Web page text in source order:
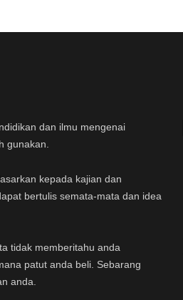
dan ilmu mengenai
gunakan.
kepada kajian dan
bertulis semata-mata dan idea
tidak memberitahu anda
patut anda beli. Sebarang
anda.